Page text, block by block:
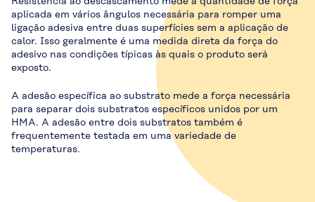
aplicada em vários ângulos necessária para romper uma
ligação adesiva entre duas superfícies sem a aplicação de
calor. Isso geralmente é uma medida direta da força do
adesivo nas condições típicas às quais o produto será
exposto.
A adesão específica ao substrato mede a força necessária
para separar dois substratos específicos unidos por um
HMA. A adesão entre dois substratos também é
frequentemente testada em uma variedade de
temperaturas.